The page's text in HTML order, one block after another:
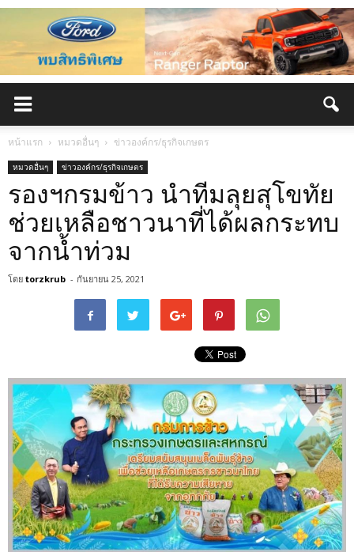
หน้าแรก หมวดอื่นๆ ข่าวองค์กร/ธุรกิจเกษตร
หมวดอื่นๆ ข่าวองค์กร/ธุรกิจเกษตร
รองฯกรมข้าว นำทีมลุยสุโขทัย
ช่วยเหลือชาวนาที่ได้ผลกระทบ
จากน้ำท่วม
โดย torzkrub - กันยายน 25, 2021